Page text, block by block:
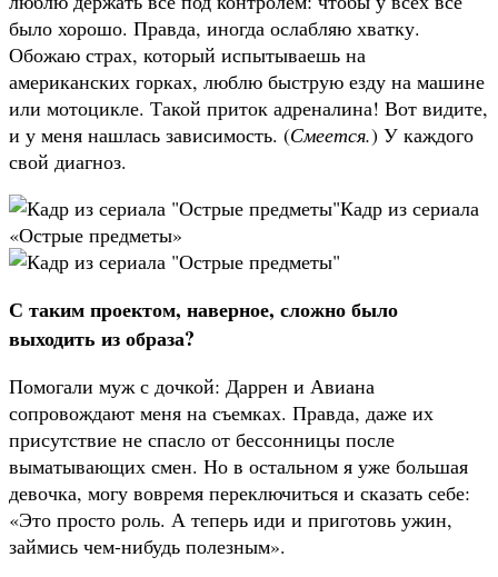
было хорошо. Правда, иногда ослабляю хватку.
Обожаю страх, который испытываешь на
американских горках, люблю быструю езду на машине
или мотоцикле. Такой приток адреналина! Вот видите,
и у меня нашлась зависимость. (Смеется.) У каждого
свой диагноз.
Кадр из сериала
«Острые предметы»
С таким проектом, наверное, сложно было
выходить из образа?
Помогали муж с дочкой: Даррен и Авиана
сопровождают меня на съемках. Правда, даже их
присутствие не спасло от бессонницы после
выматывающих смен. Но в остальном я уже большая
девочка, могу вовремя переключиться и сказать себе:
«Это просто роль. А теперь иди и приготовь ужин,
займись чем-нибудь полезным».